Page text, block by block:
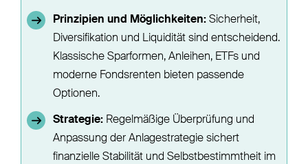
Prinzipien und Möglichkeiten:Sicherheit,
Diversifikation und Liquidität sind entscheidend.
Klassische Sparformen, Anleihen, ETFs und
moderne Fondsrenten bieten passende
Optionen.
Strategie: Regelmäßige Überprüfung und
Anpassung der Anlagestrategie sichert
finanzielle Stabilität und Selbstbestimmtheit im